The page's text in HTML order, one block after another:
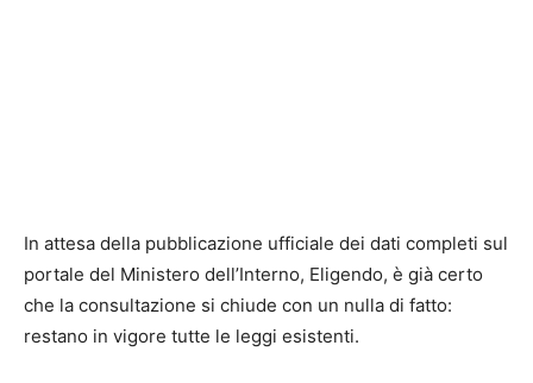
In attesa della pubblicazione ufficiale dei dati completi sul
portale del Ministero dell’Interno, Eligendo, è già certo
che la consultazione si chiude con un nulla di fatto:
restano in vigore tutte le leggi esistenti.